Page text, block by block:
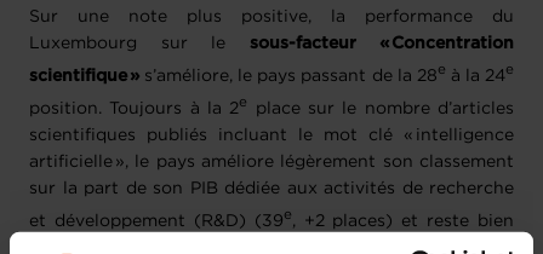
Sur une note plus positive, la performance du
Luxembourg sur le sous-facteur « Concentration
scientifique » s’améliore, le pays passant de la 28e à la 24e
position. Toujours à la 2e
place sur le nombre d’articles
scientifiques publiés incluant le mot clé « intelligence
artificielle », le pays améliore légèrement son classement
sur la part de son PIB dédiée aux activités de recherche
et développement (R&D) (39e
, +2 places) et reste bien